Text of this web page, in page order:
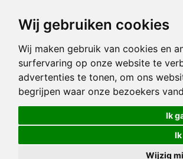
Wij gebruiken cookies
Wij maken gebruik van cookies en
surfervaring op onze website te
advertenties te tonen, om ons
begrijpen waar onze bezoekers
Ik
Wijzig
Woensdag
10.00 - 12.30 en 13.30 - 17.00
Donderdag
Vrijdag
10.00 - 12.30 en 13.30 - 17.00
Zaterdag
gesloten
Zondag
gesloten